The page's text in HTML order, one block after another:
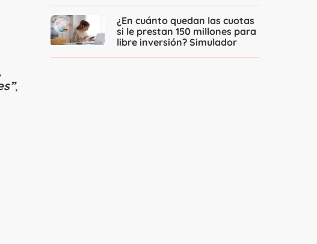
,
¿En cuánto quedan las cuotas
si le prestan 150 millones para
libre inversión? Simulador